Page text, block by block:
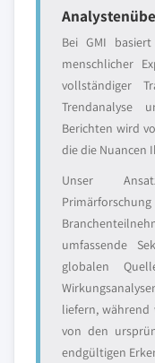
Bei GMI
menschlicher
vollständiger
Trendanalyse
Berichten wird
die die Nuancen
Unser
umfassende
globalen
liefern, während
von den
endgültigen